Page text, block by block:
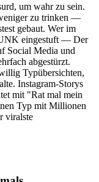
um wahr zu sein.
zu trinken —
gebaut. Wer im
eingestuft — Der
Social Media und
abgestürzt.
Typübersichten,
Instagram-Storys
mit "Rat mal mein
Typ mit Millionen
viralste